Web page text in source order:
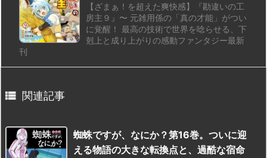
【ざまぁ！を超えた爽快感】『勘違いの工
房主９』〜 元雑用係の「真の才能」がつい
に覚醒！ 最高の技術で世界を唸らせる、下
剋上と成り上がりの感動ファンタジー最新
刊
 関連記事
蜘蛛ですが、なにか？第16巻。ついに迎
える物語の大きな転換点と、過酷な宿命